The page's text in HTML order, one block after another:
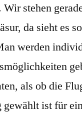
Wir stehen
da sieht es
werden
als ob die
gewählt ist für